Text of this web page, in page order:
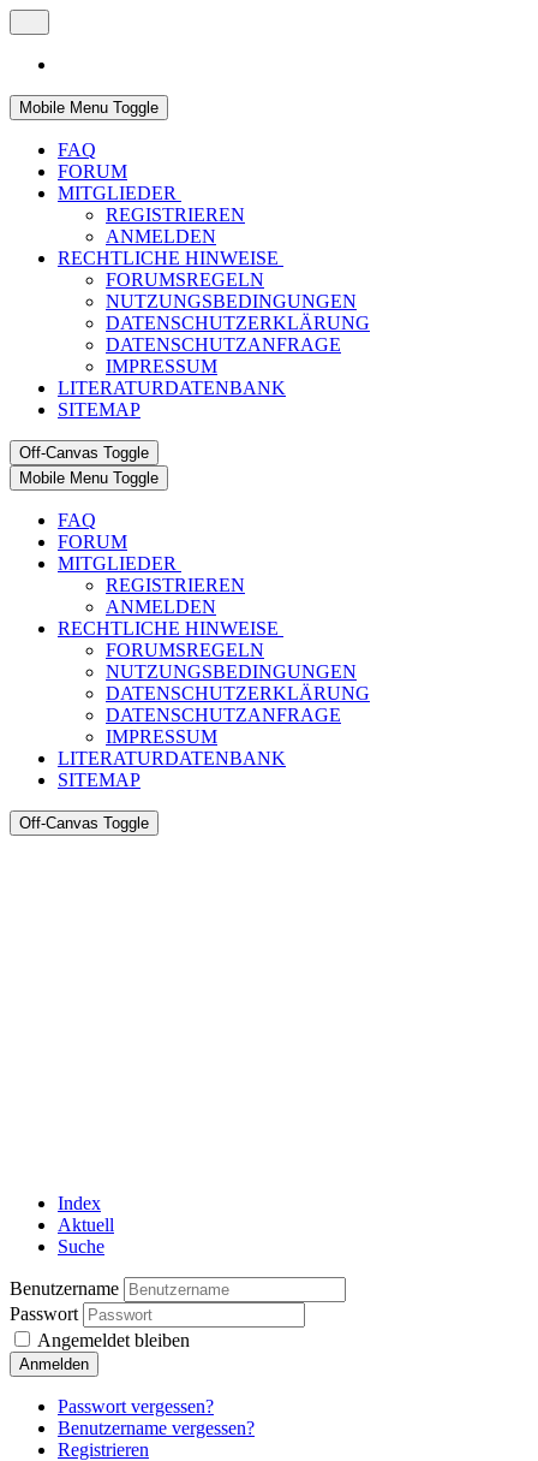
Mobile Menu Toggle
FAQ
FORUM
MITGLIEDER
REGISTRIEREN
ANMELDEN
RECHTLICHE HINWEISE
FORUMSREGELN
NUTZUNGSBEDINGUNGEN
DATENSCHUTZERKLÄRUNG
DATENSCHUTZANFRAGE
IMPRESSUM
LITERATURDATENBANK
SITEMAP
Off-Canvas Toggle
Mobile Menu Toggle
FAQ
FORUM
MITGLIEDER
REGISTRIEREN
ANMELDEN
RECHTLICHE HINWEISE
FORUMSREGELN
NUTZUNGSBEDINGUNGEN
DATENSCHUTZERKLÄRUNG
DATENSCHUTZANFRAGE
IMPRESSUM
LITERATURDATENBANK
SITEMAP
Off-Canvas Toggle
Index
Aktuell
Suche
Benutzername
Passwort
Angemeldet bleiben
Anmelden
Passwort vergessen?
Benutzername vergessen?
Registrieren